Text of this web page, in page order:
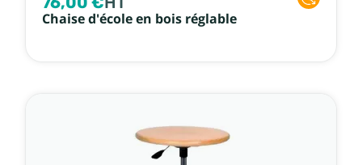
Chaise d'école en bois réglable